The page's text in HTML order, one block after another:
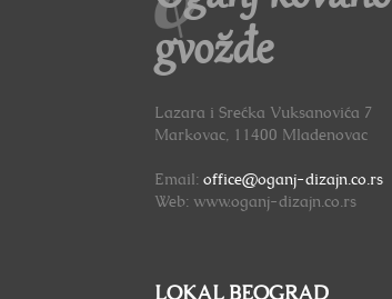
gvožđe
Lazara i Srećka Vuksanovića 7
Markovac, 11400 Mladenovac
Email: office@oganj-dizajn.co.rs
Web: www.oganj-dizajn.co.rs
LOKAL BEOGRAD